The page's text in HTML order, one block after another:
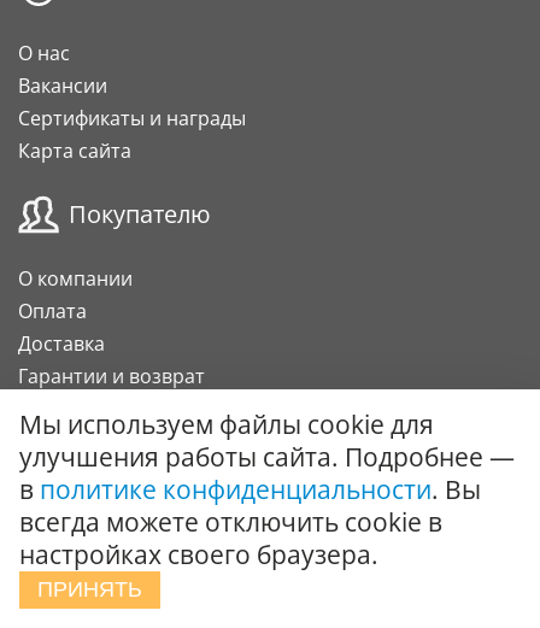
О нас
Вакансии
Сертификаты и награды
Карта сайта
Покупателю
О компании
Оплата
Доставка
Гарантии и возврат
Подарочный сертификат
Сотрудничество
Поставки под заказ
Вызов специалиста
Мы используем файлы cookie для
улучшения работы сайта. Подробнее —
в политике конфиденциальности. Вы
всегда можете отключить cookie в
настройках своего браузера.
ПРИНЯТЬ